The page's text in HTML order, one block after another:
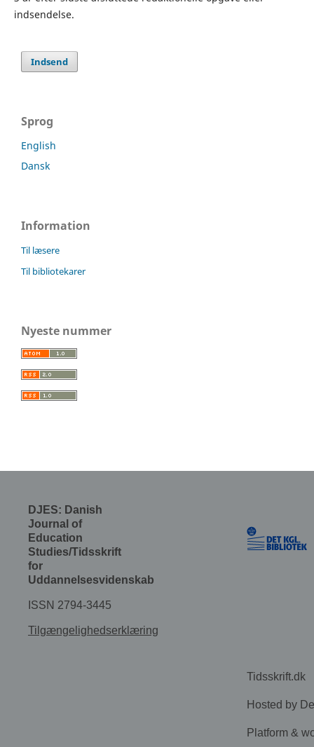
indsendelse.
Indsend
Sprog
English
Dansk
Information
Til læsere
Til bibliotekarer
Nyeste nummer
DJES: Danish
Journal of
Education
Studies/Tidsskrift
for
Uddannelsesvidenskab
ISSN 2794-3445
Tilgængelighedserklæring